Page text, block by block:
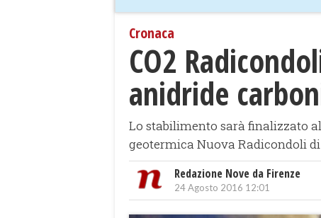
Cronaca
CO2
anidride
Lo stabilimento sarà finalizzato
geotermica Nuova Radicondoli
Redazione Nove da Firenze
24 Agosto 2016 12:01